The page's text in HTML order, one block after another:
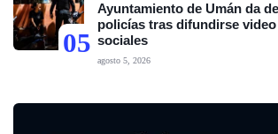
05
Ayuntamiento de Umán da
policías tras difundirse
sociales
agosto 5, 2026